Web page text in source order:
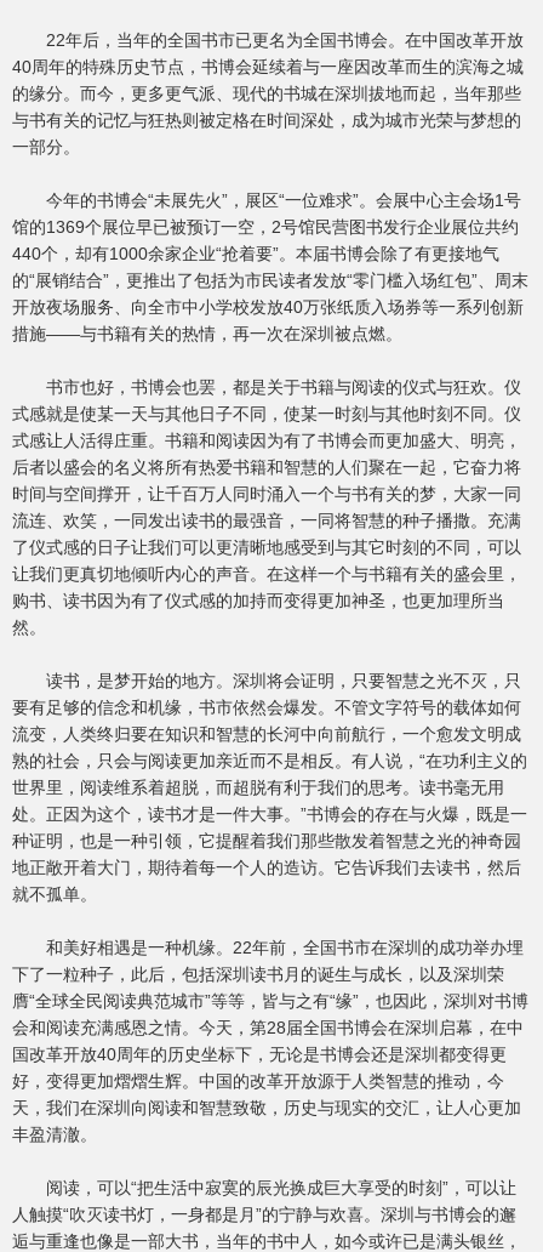
22年后，当年的全国书市已更名为全国书博会。在中国改革开放
40周年的特殊历史节点，书博会延续着与一座因改革而生的滨海之城
的缘分。而今，更多更气派、现代的书城在深圳拔地而起，当年那些
与书有关的记忆与狂热则被定格在时间深处，成为城市光荣与梦想的
一部分。
今年的书博会“未展先火”，展区“一位难求”。会展中心主会场1号
馆的1369个展位早已被预订一空，2号馆民营图书发行企业展位共约
440个，却有1000余家企业“抢着要”。本届书博会除了有更接地气
的“展销结合”，更推出了包括为市民读者发放“零门槛入场红包”、周末
开放夜场服务、向全市中小学校发放40万张纸质入场券等一系列创新
措施——与书籍有关的热情，再一次在深圳被点燃。
书市也好，书博会也罢，都是关于书籍与阅读的仪式与狂欢。仪
式感就是使某一天与其他日子不同，使某一时刻与其他时刻不同。仪
式感让人活得庄重。书籍和阅读因为有了书博会而更加盛大、明亮，
后者以盛会的名义将所有热爱书籍和智慧的人们聚在一起，它奋力将
时间与空间撑开，让千百万人同时涌入一个与书有关的梦，大家一同
流连、欢笑，一同发出读书的最强音，一同将智慧的种子播撒。充满
了仪式感的日子让我们可以更清晰地感受到与其它时刻的不同，可以
让我们更真切地倾听内心的声音。在这样一个与书籍有关的盛会里，
购书、读书因为有了仪式感的加持而变得更加神圣，也更加理所当
然。
读书，是梦开始的地方。深圳将会证明，只要智慧之光不灭，只
要有足够的信念和机缘，书市依然会爆发。不管文字符号的载体如何
流变，人类终归要在知识和智慧的长河中向前航行，一个愈发文明成
熟的社会，只会与阅读更加亲近而不是相反。有人说，“在功利主义的
世界里，阅读维系着超脱，而超脱有利于我们的思考。读书毫无用
处。正因为这个，读书才是一件大事。”书博会的存在与火爆，既是一
种证明，也是一种引领，它提醒着我们那些散发着智慧之光的神奇园
地正敞开着大门，期待着每一个人的造访。它告诉我们去读书，然后
就不孤单。
和美好相遇是一种机缘。22年前，全国书市在深圳的成功举办埋
下了一粒种子，此后，包括深圳读书月的诞生与成长，以及深圳荣
膺“全球全民阅读典范城市”等等，皆与之有“缘”，也因此，深圳对书博
会和阅读充满感恩之情。今天，第28届全国书博会在深圳启幕，在中
国改革开放40周年的历史坐标下，无论是书博会还是深圳都变得更
好，变得更加熠熠生辉。中国的改革开放源于人类智慧的推动，今
天，我们在深圳向阅读和智慧致敬，历史与现实的交汇，让人心更加
丰盈清澈。
阅读，可以“把生活中寂寞的辰光换成巨大享受的时刻”，可以让
人触摸“吹灭读书灯，一身都是月”的宁静与欢喜。深圳与书博会的邂
逅与重逢也像是一部大书，当年的书中人，如今或许已是满头银丝，